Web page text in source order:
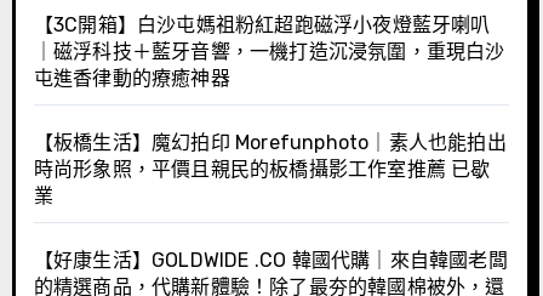
【3C開箱】白沙屯媽祖粉紅超跑磁浮小夜燈藍牙喇叭
｜磁浮科技＋藍牙音響，一機打造沉浸氛圍，重現白沙
屯進香律動的療癒神器
【板橋生活】魔幻拍印 Morefunphoto｜素人也能拍出
時尚形象照，平價且親民的板橋攝影工作室推薦 已歇
業
【好康生活】GOLDWIDE .CO 韓國代購｜來自韓國老闆
的精選商品，代購新體驗！除了最夯的韓國棉被外，還